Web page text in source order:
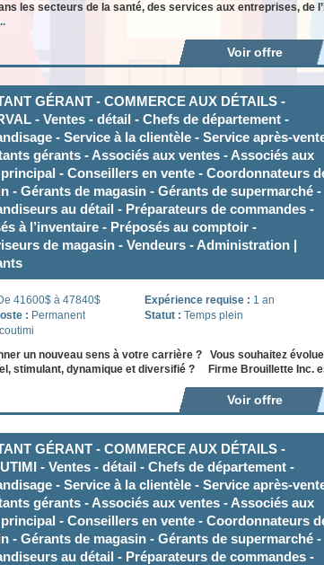
les secteurs de la santé, des services aux entreprises, de
Voir offre
GÉRANT - COMMERCE AUX DÉTAILS -
- Ventes - détail - Chefs de département -
- Service à la clientèle - Service après-
gérants - Associés aux ventes - Associés aux
- Conseillers en vente - Coordonnateurs
- Gérants de magasin - Gérants de supermarché -
au détail - Préparateurs de commandes -
à l’inventaire - Préposés au comptoir -
de magasin - Vendeurs - Administration |
41600$ à 47840$
: Permanent
Expérience requise : 1 an
Statut : Temps plein
un nouveau sens à votre carrière ? Vous souhaitez
stimulant, dynamique et diversifié ? Firme Brouillette Inc.
Voir offre
GÉRANT - COMMERCE AUX DÉTAILS -
- Ventes - détail - Chefs de département -
- Service à la clientèle - Service après-
gérants - Associés aux ventes - Associés aux
- Conseillers en vente - Coordonnateurs
- Gérants de magasin - Gérants de supermarché -
au détail - Préparateurs de commandes -